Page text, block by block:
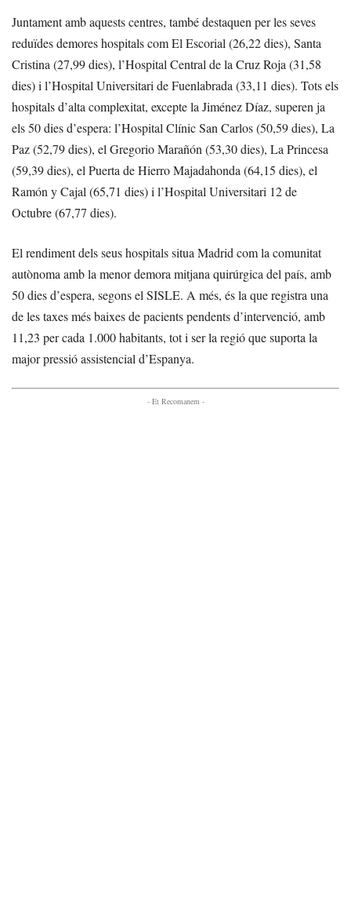
Juntament amb aquests centres, també destaquen per les seves
reduïdes demores hospitals com El Escorial (26,22 dies), Santa
Cristina (27,99 dies), l’Hospital Central de la Cruz Roja (31,58
dies) i l’Hospital Universitari de Fuenlabrada (33,11 dies). Tots els
hospitals d’alta complexitat, excepte la Jiménez Díaz, superen ja
els 50 dies d’espera: l’Hospital Clínic San Carlos (50,59 dies), La
Paz (52,79 dies), el Gregorio Marañón (53,30 dies), La Princesa
(59,39 dies), el Puerta de Hierro Majadahonda (64,15 dies), el
Ramón y Cajal (65,71 dies) i l’Hospital Universitari 12 de
Octubre (67,77 dies).
El rendiment dels seus hospitals situa Madrid com la comunitat
autònoma amb la menor demora mitjana quirúrgica del país, amb
50 dies d’espera, segons el SISLE. A més, és la que registra una
de les taxes més baixes de pacients pendents d’intervenció, amb
11,23 per cada 1.000 habitants, tot i ser la regió que suporta la
major pressió assistencial d’Espanya.
- Et Recomanem -